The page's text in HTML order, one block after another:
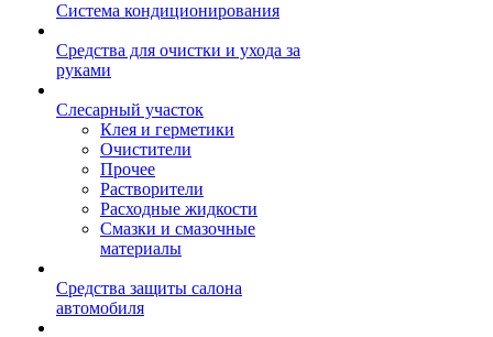
Система кондиционирования
Средства для очистки и ухода за
руками
Слесарный участок
Клея и герметики
Очистители
Прочее
Растворители
Расходные жидкости
Смазки и смазочные
материалы
Средства защиты салона
автомобиля